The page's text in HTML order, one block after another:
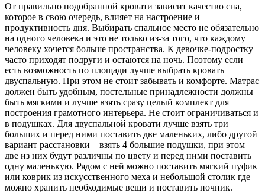
От правильно подобранной кровати зависит качество сна,
которое в свою очередь, влияет на настроение и
продуктивность дня. Выбирать спальное место не обязательно
на одного человека и это не только из-за того, что каждому
человеку хочется больше пространства. К девочке-подростку
часто приходят подруги и остаются на ночь. Поэтому если
есть возможность по площади лучше выбрать кровать
двуспальную. При этом не стоит забывать и комфорте. Матрас
должен быть удобным, постельные принадлежности должны
быть мягкими и лучше взять сразу целый комплект для
построения грамотного интерьера. Не стоит ограничиваться и
в подушках. Для двуспальной кровати лучше взять три
больших и перед ними поставить две маленьких, либо другой
вариант расстановки – взять 4 большие подушки, при этом
две из них будут различны по цвету и перед ними поставить
одну маленькую. Рядом с ней можно поставить мягкий пуфик
или коврик из искусственного меха и небольшой столик где
можно хранить необходимые вещи и поставить ночник.